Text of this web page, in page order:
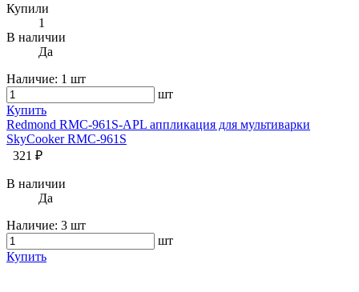
Купили
1
В наличии
Да
Наличие: 1 шт
шт
Купить
Redmond RMC-961S-APL аппликация для мультиварки
SkyCooker RMC-961S
321 ₽
В наличии
Да
Наличие: 3 шт
шт
Купить